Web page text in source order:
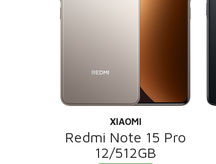
XIAOMI
Redmi Note 15 Pro
12/512GB